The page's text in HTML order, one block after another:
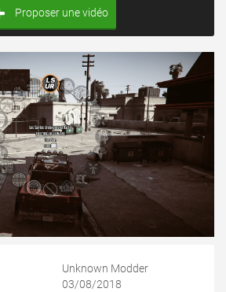
Proposer une vidéo
Unknown Modder
03/08/2018